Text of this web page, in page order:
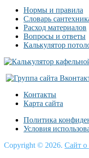
Нормы и правила
Словарь
Расход материалов
Вопросы и ответы
Калькулятор
Контакты
Карта сайта
Политика
Условия
Copyright © 2026. Сайт о